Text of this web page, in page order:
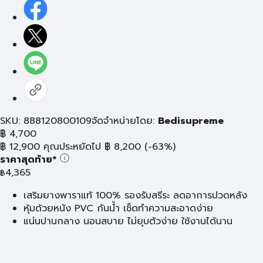
SKU: 888120800109จัดจำหน่ายโดย: Bedisupreme
฿ 4,700
฿ 12,900 คุณประหยัดไป ฿ 8,200 (-63%)
ราคาสุดท้าย*
฿4,365
เสริมยางพาราแท้ 100% รองรับสรีระ ลดอาการปวดหลัง
หุ้มด้วยหนัง PVC กันน้ำ เช็ดทำความสะอาดง่าย
แน่นปานกลาง นอนสบาย ไม่ยุบตัวง่าย ใช้งานได้นาน